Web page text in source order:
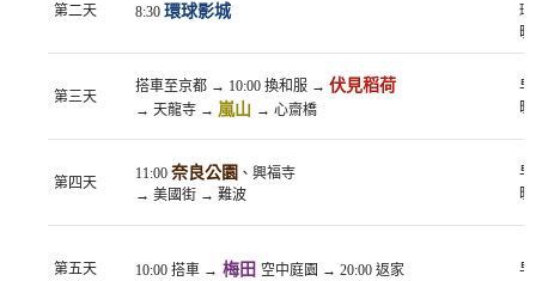
第二天 8:30 環球影城
第三天
搭車至京都 → 10:00 換和服 → 伏見稻荷
→ 天龍寺 → 嵐山 → 心齋橋
早
第四天
11:00 奈良公園 、興福寺
→ 美國街 → 難波
早
第五天 10:00 搭車 → 梅田 空中庭園 → 20:00 返家